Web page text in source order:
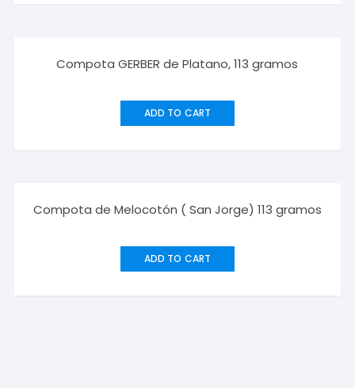
Compota GERBER de Platano, 113 gramos
ADD TO CART
Compota de Melocotón ( San Jorge) 113 gramos
ADD TO CART